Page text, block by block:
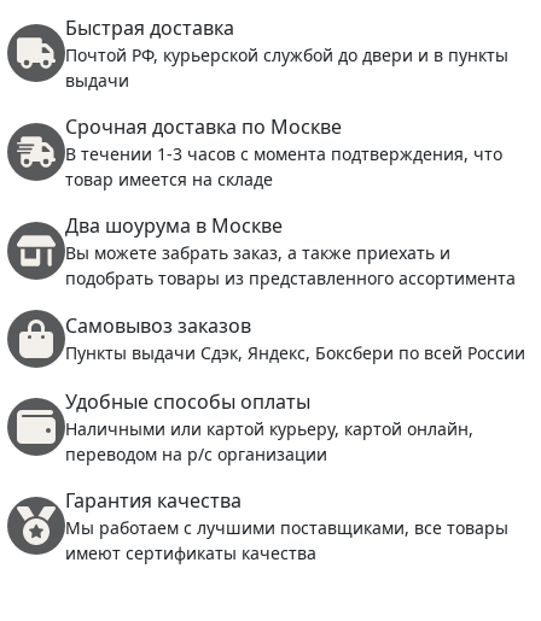
Быстрая доставка
Почтой РФ, курьерской службой до двери и в пункты
выдачи
Срочная доставка по Москве
В течении 1-3 часов с момента подтверждения, что
товар имеется на складе
Два шоурума в Москве
Вы можете забрать заказ, а также приехать и
подобрать товары из представленного ассортимента
Самовывоз заказов
Пункты выдачи Сдэк, Яндекс, Боксбери по всей России
Удобные способы оплаты
Наличными или картой курьеру, картой онлайн,
переводом на р/с организации
Гарантия качества
Мы работаем с лучшими поставщиками, все товары
имеют сертификаты качества